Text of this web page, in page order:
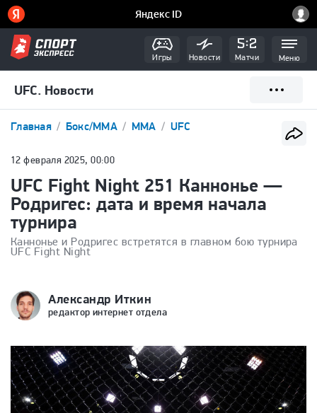
Игры Новости Матчи Меню
UFC. Новости
Главная Бокс/ММА ММА UFC
12 февраля 2025, 00:00
UFC Fight Night 251 Каннонье —
Родригес: дата и время начала
турнира
Каннонье и Родригес встретятся в главном бою турнира
UFC Fight Night
Александр Иткин
редактор интернет отдела